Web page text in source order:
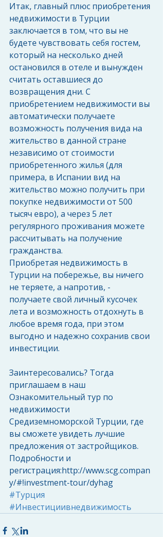
Итак, главный плюс приобретения
недвижимости в Турции
заключается в том, что вы не
будете чувствовать себя гостем,
который на несколько дней
остановился в отеле и вынужден
считать оставшиеся до
возвращения дни. С
приобретением недвижимости вы
автоматически получаете
возможность получения вида на
жительство в данной стране
независимо от стоимости
приобретенного жилья (для
примера, в Испании вид на
жительство можно получить при
покупке недвижимости от 500
тысяч евро), а через 5 лет
регулярного проживания можете
рассчитывать на получение
гражданства.
Приобретая недвижимость в
Турции на побережье, вы ничего
не теряете, а напротив, -
получаете свой личный кусочек
лета и возможность отдохнуть в
любое время года, при этом
выгодно и надежно сохранив свои
инвестиции.
Заинтересовались? Тогда
приглашаем в наш
Ознакомительный тур по
недвижимости
Средиземноморской Турции, где
вы сможете увидеть лучшие
предложения от застройщиков.
Подробности и
регистрация:http://www.scg.compan
y/#!investment-tour/dyhag
#Турция
#Инвестициивнедвижимость